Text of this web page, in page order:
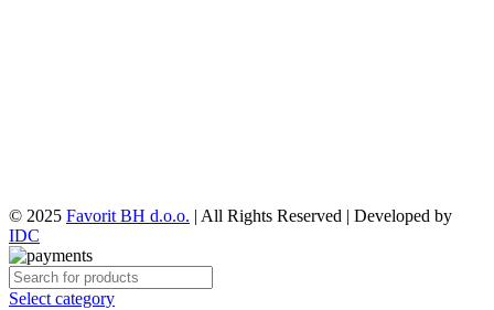
© 2025 Favorit BH d.o.o. | All Rights Reserved | Developed by
IDC
Select category